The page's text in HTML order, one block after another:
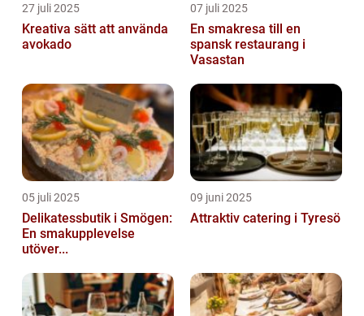
27 juli 2025
Kreativa sätt att använda
avokado
07 juli 2025
En smakresa till en
spansk restaurang i
Vasastan
05 juli 2025
Delikatessbutik i Smögen:
En smakupplevelse
utöver...
09 juni 2025
Attraktiv catering i Tyresö